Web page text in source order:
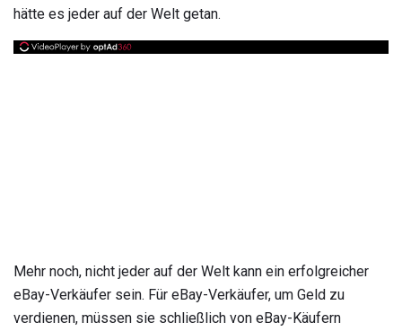
hätte es jeder auf der Welt getan.
Mehr noch, nicht jeder auf der Welt kann ein erfolgreicher
eBay-Verkäufer sein. Für eBay-Verkäufer, um Geld zu
verdienen, müssen sie schließlich von eBay-Käufern